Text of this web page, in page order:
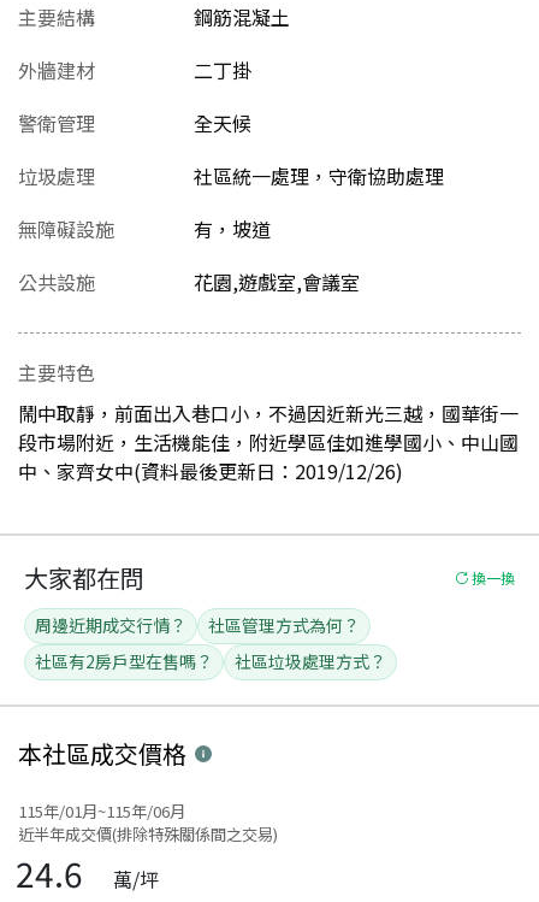
主要結構
鋼筋混凝土
外牆建材
二丁掛
警衛管理
全天候
垃圾處理
社區統一處理，守衛協助處理
無障礙設施
有，坡道
公共設施
花園,遊戲室,會議室
主要特色
鬧中取靜，前面出入巷口小，不過因近新光三越，國華街一
段市場附近，生活機能佳，附近學區佳如進學國小、中山國
中、家齊女中(資料最後更新日：2019/12/26)
大家都在問 換一換
周邊近期成交行情？
社區管理方式為何？
社區有2房戶型在售嗎？
社區垃圾處理方式？
本社區成交價格
115年/01月~115年/06月
近半年成交價(排除特殊關係間之交易)
24.6 萬/坪